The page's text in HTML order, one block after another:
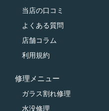
当店の口コミ
よくある質問
店舗コラム
利用規約
修理メニュー
ガラス割れ修理
水没修理